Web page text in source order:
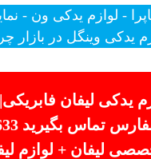
- لوازم یدکی ون -
یدکی وینگل در بازار
یدکی لیفان
لیفان + لوازم